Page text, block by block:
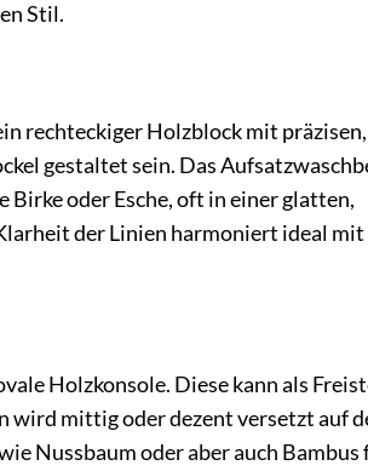
Stil.
rechteckiger Holzblock mit
gestaltet sein. Das
oder Esche, oft in einer glatten,
der Linien harmoniert ideal mit
Holzkonsole. Diese kann als
wird mittig oder dezent versetzt auf
Nussbaum oder aber auch Bambus